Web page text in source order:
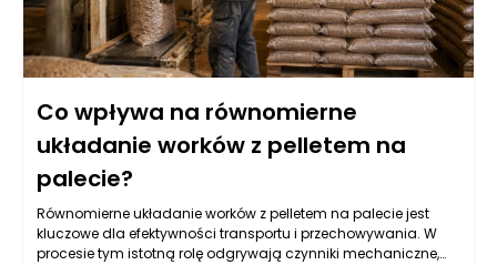
Co wpływa na równomierne
układanie worków z pelletem na
palecie?
Równomierne układanie worków z pelletem na palecie jest
kluczowe dla efektywności transportu i przechowywania. W
procesie tym istotną rolę odgrywają czynniki mechaniczne,